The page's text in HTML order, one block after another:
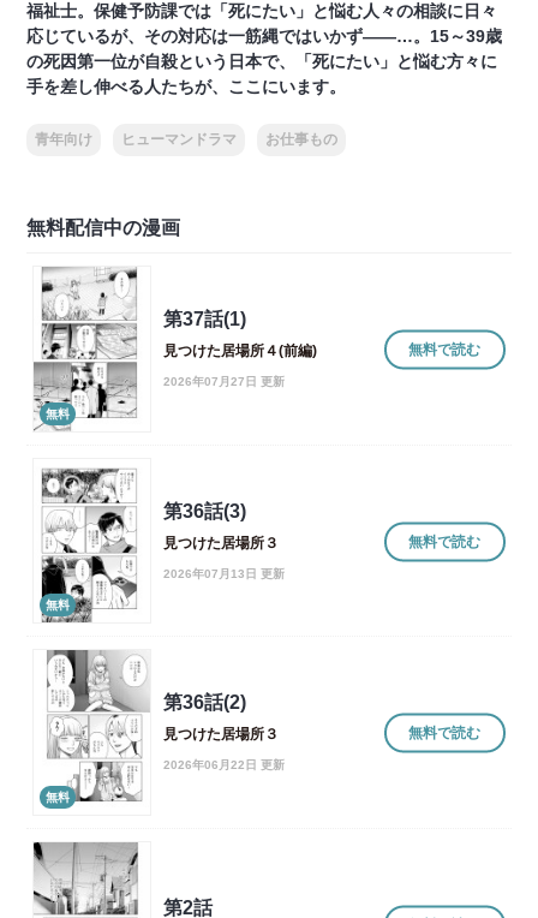
福祉士。保健予防課では「死にたい」と悩む人々の相談に日々
応じているが、その対応は一筋縄ではいかず――…。15～39歳
の死因第一位が自殺という日本で、「死にたい」と悩む方々に
手を差し伸べる人たちが、ここにいます。
青年向け ヒューマンドラマ お仕事もの
無料配信中の漫画
無料
第37話(1)
見つけた居場所４(前編)
2026年07月27日 更新
無料で読む
無料
第36話(3)
見つけた居場所３
2026年07月13日 更新
無料で読む
無料
第36話(2)
見つけた居場所３
2026年06月22日 更新
無料で読む
第2話